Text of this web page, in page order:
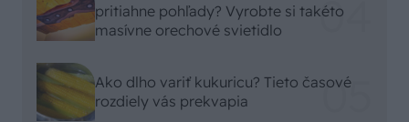
pritiahne pohľady? Vyrobte si takéto
masívne orechové svietidlo
Ako dlho variť kukuricu? Tieto časové
rozdiely vás prekvapia